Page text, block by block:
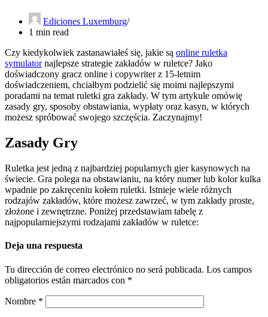
Ediciones Luxemburg
1 min read
Czy kiedykolwiek zastanawiałeś się, jakie są online ruletka
symulatornajlepsze strategie zakładów w ruletce? Jako
doświadczony gracz online i copywriter z 15-letnim
doświadczeniem, chciałbym podzielić się moimi najlepszymi
poradami na temat ruletki gra zakłady. W tym artykule omówię
zasady gry, sposoby obstawiania, wypłaty oraz kasyn, w których
możesz spróbować swojego szczęścia. Zaczynajmy!
Zasady Gry
Ruletka jest jedną z najbardziej popularnych gier kasynowych na
świecie. Gra polega na obstawianiu, na który numer lub kolor kulka
wpadnie po zakręceniu kołem ruletki. Istnieje wiele różnych
rodzajów zakładów, które możesz zawrzeć, w tym zakłady proste,
złożone i zewnętrzne. Poniżej przedstawiam tabelę z
najpopularniejszymi rodzajami zakładów w ruletce:
Deja una respuesta
Tu dirección de correo electrónico no será publicada. Los campos
obligatorios están marcados con *
Nombre *